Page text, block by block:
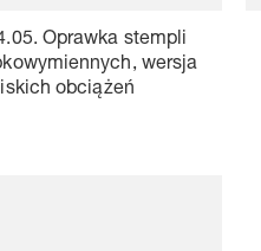
Oprawka stempli
wersja
obciążeń